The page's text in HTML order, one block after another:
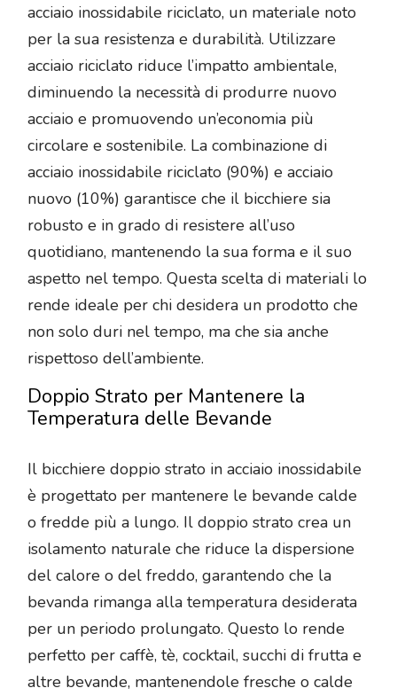
acciaio inossidabile riciclato, un materiale noto
per la sua resistenza e durabilità. Utilizzare
acciaio riciclato riduce l’impatto ambientale,
diminuendo la necessità di produrre nuovo
acciaio e promuovendo un’economia più
circolare e sostenibile. La combinazione di
acciaio inossidabile riciclato (90%) e acciaio
nuovo (10%) garantisce che il bicchiere sia
robusto e in grado di resistere all’uso
quotidiano, mantenendo la sua forma e il suo
aspetto nel tempo. Questa scelta di materiali lo
rende ideale per chi desidera un prodotto che
non solo duri nel tempo, ma che sia anche
rispettoso dell’ambiente.
Doppio Strato per Mantenere la
Temperatura delle Bevande
Il bicchiere doppio strato in acciaio inossidabile
è progettato per mantenere le bevande calde
o fredde più a lungo. Il doppio strato crea un
isolamento naturale che riduce la dispersione
del calore o del freddo, garantendo che la
bevanda rimanga alla temperatura desiderata
per un periodo prolungato. Questo lo rende
perfetto per caffè, tè, cocktail, succhi di frutta e
altre bevande, mantenendole fresche o calde